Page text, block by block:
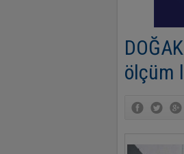
ölçüm